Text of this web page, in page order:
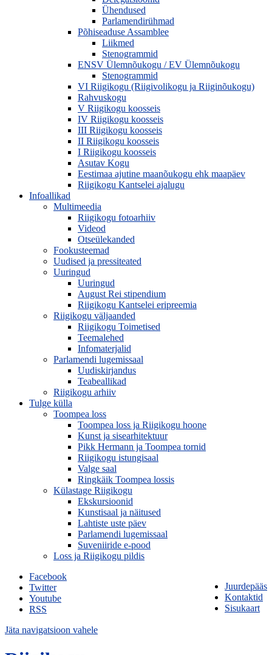
Ühendused
Parlamendirühmad
Põhiseaduse Assamblee
Liikmed
Stenogrammid
ENSV Ülemnõukogu / EV Ülemnõukogu
Stenogrammid
VI Riigikogu (Riigivolikogu ja Riiginõukogu)
Rahvuskogu
V Riigikogu koosseis
IV Riigikogu koosseis
III Riigikogu koosseis
II Riigikogu koosseis
I Riigikogu koosseis
Asutav Kogu
Eestimaa ajutine maanõukogu ehk maapäev
Riigikogu Kantselei ajalugu
Infoallikad
Multimeedia
Riigikogu fotoarhiiv
Videod
Otseülekanded
Fookusteemad
Uudised ja pressiteated
Uuringud
Uuringud
August Rei stipendium
Riigikogu Kantselei eripreemia
Riigikogu väljaanded
Riigikogu Toimetised
Teemalehed
Infomaterjalid
Parlamendi lugemissaal
Uudiskirjandus
Teabeallikad
Riigikogu arhiiv
Tulge külla
Toompea loss
Toompea loss ja Riigikogu hoone
Kunst ja sisearhitektuur
Pikk Hermann ja Toompea tornid
Riigikogu istungisaal
Valge saal
Ringkäik Toompea lossis
Külastage Riigikogu
Ekskursioonid
Kunstisaal ja näitused
Lahtiste uste päev
Parlamendi lugemissaal
Suveniiride e-pood
Loss ja Riigikogu pildis
Juurdepääs
Kontaktid
Sisukaart
Facebook
Twitter
Youtube
RSS
Jäta navigatsioon vahele